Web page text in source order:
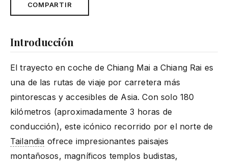
COMPARTIR
Introducción
El trayecto en coche de Chiang Mai a Chiang Rai es
una de las rutas de viaje por carretera más
pintorescas y accesibles de Asia. Con solo 180
kilómetros (aproximadamente 3 horas de
conducción), este icónico recorrido por el norte de
Tailandia ofrece impresionantes paisajes
montañosos, magníficos templos budistas,